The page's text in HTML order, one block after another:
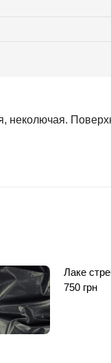
неколючая.
Лаке
750 грн